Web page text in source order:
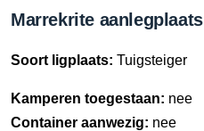
Marrekrite
Soort ligplaats: Tuigsteiger
Kamperen toegestaan: nee
Container aanwezig: nee